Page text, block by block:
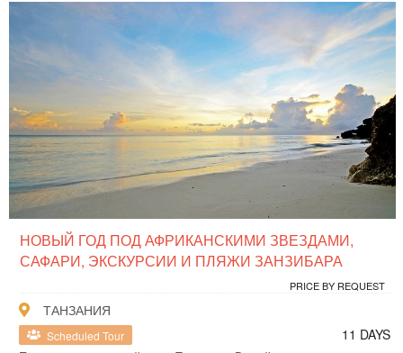
НОВЫЙ ГОД ПОД АФРИКАНСКИМИ ЗВЕЗДАМИ,
САФАРИ, ЭКСКУРСИИ И ПЛЯЖИ ЗАНЗИБАРА
PRICE BY REQUEST
ТАНЗАНИЯ
11 DAYS
Scheduled Tour